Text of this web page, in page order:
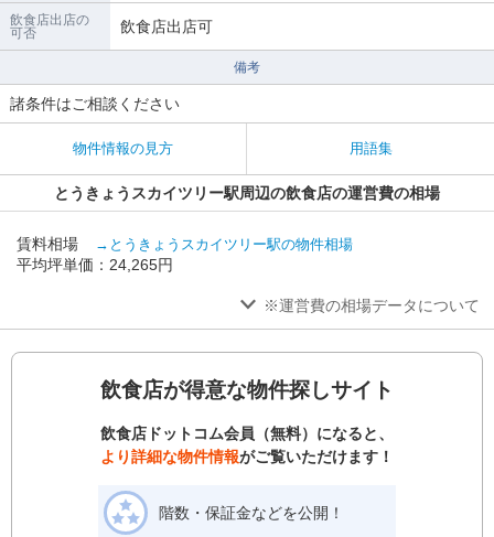
飲食店出店の
可否
飲食店出店可
備考
諸条件はご相談ください
物件情報の見方 用語集
とうきょうスカイツリー駅周辺の飲食店の運営費の相場
賃料相場 →とうきょうスカイツリー駅の物件相場
平均坪単価：24,265円
※運営費の相場データについて
飲食店が得意な物件探しサイト
飲食店ドットコム会員（無料）になると、
より詳細な物件情報がご覧いただけます！
階数・保証金などを公開！